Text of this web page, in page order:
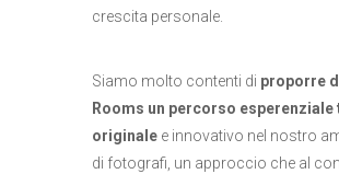
crescita personale.
Siamo molto contenti di proporre
Rooms un percorso esperenziale
originale e innovativo nel nostro
di fotografi, un approccio che al